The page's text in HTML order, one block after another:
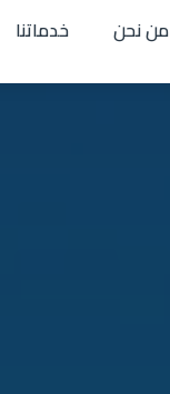
من نحن خدماتنا